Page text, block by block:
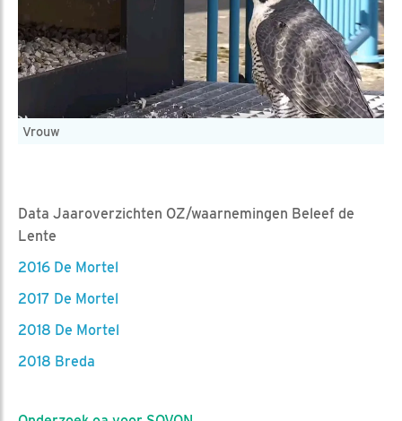
Vrouw
Data Jaaroverzichten OZ/waarnemingen Beleef de
Lente
2016 De Mortel
2017 De Mortel
2018 De Mortel
2018 Breda